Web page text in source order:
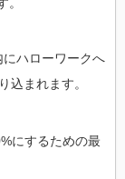
ハローワークへ
込まれます。
にするための最